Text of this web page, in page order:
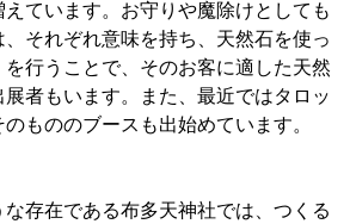
ています。お守りや魔除けとしても
、それぞれ意味を持ち、天然石を使っ
行うことで、そのお客に適した天然
者もいます。また、最近ではタロッ
もののブースも出始めています。
存在である布多天神社では、つくる